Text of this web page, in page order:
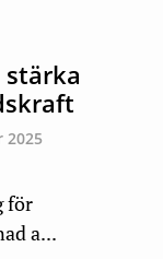
stärka
2025
för
a...